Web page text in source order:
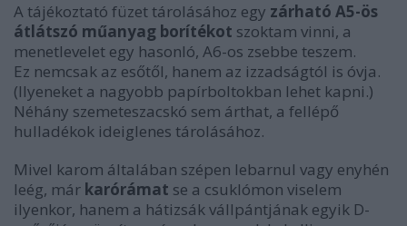
A tájékoztató füzet tárolásához egy zárható A5-ös
átlátszó műanyag borítékot szoktam vinni, a
menetlevelet egy hasonló, A6-os zsebbe teszem.
Ez nemcsak az esőtől, hanem az izzadságtól is óvja.
(Ilyeneket a nagyobb papírboltokban lehet kapni.)
Néhány szemeteszacskó sem árthat, a fellépő
hulladékok ideiglenes tárolásához.
Mivel karom általában szépen lebarnul vagy enyhén
leég, már karórámat se a csuklómon viselem
ilyenkor, hanem a hátizsák vállpántjának egyik D-